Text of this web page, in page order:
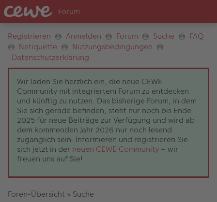
Registrieren Anmelden Forum Suche
FAQ
Netiquette
Nutzungsbedingungen
Datenschutzerklärung
Wir laden Sie herzlich ein, die neue CEWE
Community mit integriertem Forum zu entdecken
und künftig zu nutzen. Das bisherige Forum, in dem
Sie sich gerade befinden, steht nur noch bis Ende
2025 für neue Beiträge zur Verfügung und wird ab
dem kommenden Jahr 2026 nur noch lesend
zugänglich sein. Informieren und registrieren Sie
sich jetzt in der neuen CEWE Community – wir
freuen uns auf Sie!
Foren-Übersicht » Suche